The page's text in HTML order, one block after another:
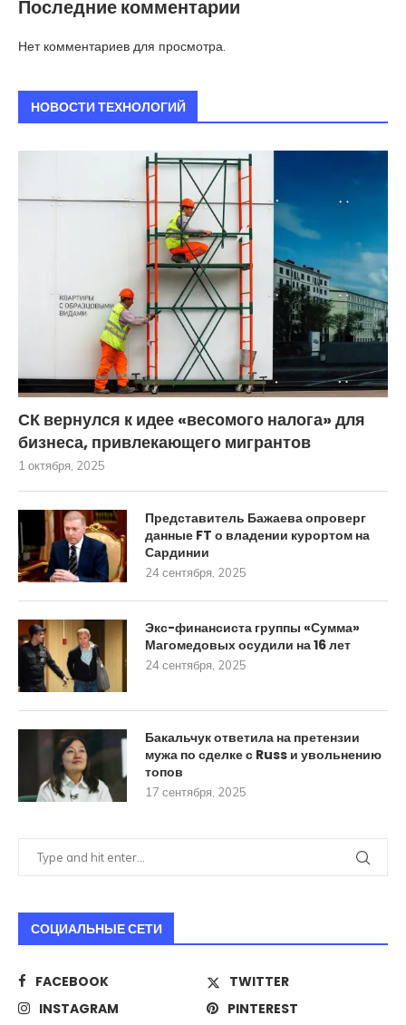
Последние комментарии
Нет комментариев для просмотра.
НОВОСТИ ТЕХНОЛОГИЙ
СК вернулся к идее «весомого налога» для
бизнеса, привлекающего мигрантов
1 октября, 2025
Представитель Бажаева опроверг
данные FT о владении курортом на
Сардинии
24 сентября, 2025
Экс-финансиста группы «Сумма»
Магомедовых осудили на 16 лет
24 сентября, 2025
Бакальчук ответила на претензии
мужа по сделке с Russ и увольнению
топов
17 сентября, 2025
СОЦИАЛЬНЫЕ СЕТИ
FACEBOOK
TWITTER
INSTAGRAM
PINTEREST